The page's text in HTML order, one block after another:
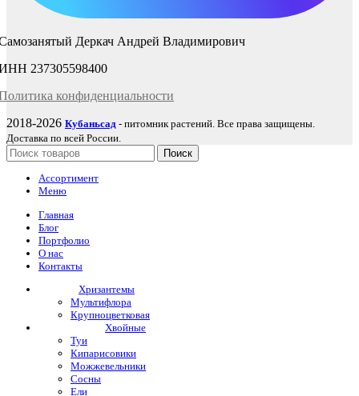
Деркач Андрей Владимирович
237305598400
конфиденциальности
2018-2026 Кубаньсад - питомник растений. Все права защищены.
Доставка по всей России.
Поиск
Ассортимент
Меню
Главная
Блог
Портфолио
О нас
Контакты
Хризантемы
Мультифлора
Крупноцветковая
Хвойные
Туи
Кипарисовики
Можжевельники
Сосны
Ели